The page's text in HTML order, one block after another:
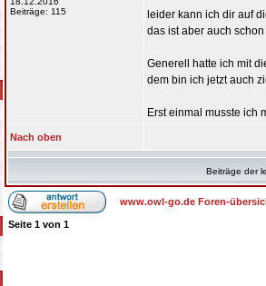
Beiträge: 115
leider kann ich dir auf
das ist aber auch
Generell hatte ich mit
dem bin ich jetzt auch
Erst einmal musste ich
Nach oben
Beiträge der
www.owl-go.de Foren-
Seite 1 von 1